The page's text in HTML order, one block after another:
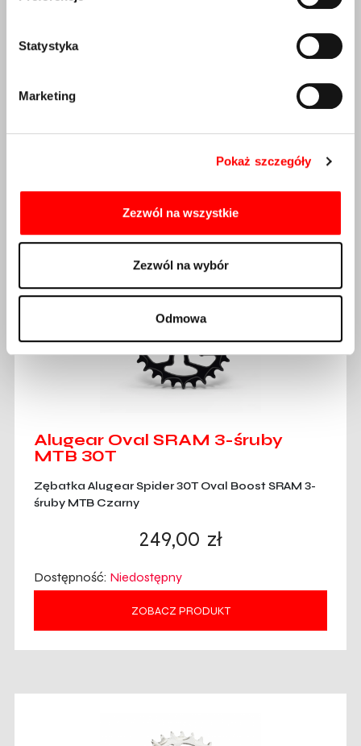
Statystyka
Marketing
Pokaż szczegóły
Zezwól na wszystkie
Zezwól na wybór
Odmowa
Czarny
Alugear Oval SRAM 3-śruby
MTB 30T
Zębatka Alugear Spider 30T Oval Boost SRAM 3-
śruby MTB Czarny
249,00 zł
Dostępność: Niedostępny
ZOBACZ PRODUKT